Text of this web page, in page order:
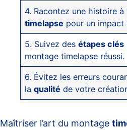
4. Racontez une histoire
timelapse pour un
5. Suivez desétapes clés
montage timelapse réussi.
6. Évitez les erreurs
laqualité de votre
Maîtriser l’art du montage